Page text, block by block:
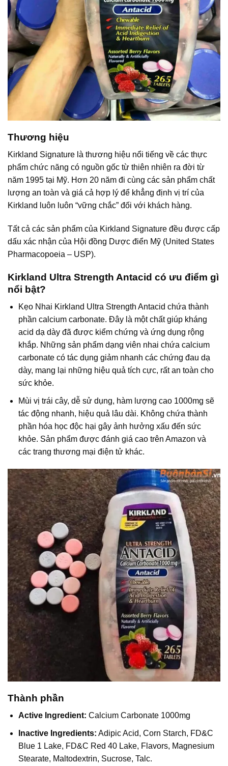
Thương hiệu
Kirkland Signature là thương hiệu nổi tiếng về các thực
phẩm chức năng có nguồn gốc từ thiên nhiên ra đời từ
năm 1995 tại Mỹ. Hơn 20 năm đi cùng các sản phẩm chất
lượng an toàn và giá cả hợp lý để khẳng định vị trí của
Kirkland luôn luôn “vững chắc” đối với khách hàng.
Tất cả các sản phẩm của Kirkland Signature đều được cấp
dấu xác nhận của Hội đồng Dược điển Mỹ (United States
Pharmacopoeia – USP).
Kirkland Ultra Strength Antacid có ưu điểm gì
nổi bật?
Kẹo Nhai Kirkland Ultra Strength Antacid chứa thành
phần calcium carbonate. Đây là một chất giúp kháng
acid dạ dày đã được kiểm chứng và ứng dụng rộng
khắp. Những sản phẩm dạng viên nhai chứa calcium
carbonate có tác dụng giảm nhanh các chứng đau dạ
dày, mang lại những hiệu quả tích cực, rất an toàn cho
sức khỏe.
Mùi vị trái cây, dễ sử dụng, hàm lượng cao 1000mg sẽ
tác động nhanh, hiệu quả lâu dài. Không chứa thành
phần hóa học độc hại gây ảnh hưởng xấu đến sức
khỏe. Sản phẩm được đánh giá cao trên Amazon và
các trang thương mại điện tử khác.
Thành phần
Active Ingredient: Calcium Carbonate 1000mg
Inactive Ingredients: Adipic Acid, Corn Starch, FD&C
Blue 1 Lake, FD&C Red 40 Lake, Flavors, Magnesium
Stearate, Maltodextrin, Sucrose, Talc.